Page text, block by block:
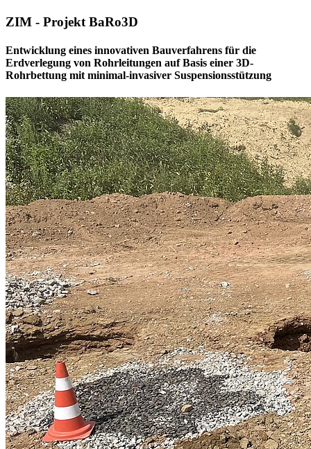
ZIM - Projekt BaRo3D
Entwicklung eines innovativen Bauverfahrens für die
Erdverlegung von Rohrleitungen auf Basis einer 3D-
Rohrbettung mit minimal-invasiver Suspensionsstützung